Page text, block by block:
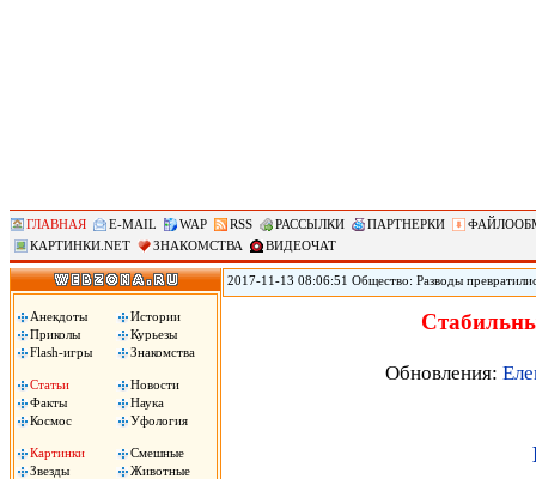
ГЛАВНАЯ E-MAIL WAP RSS РАССЫЛКИ ПАРТНЕРКИ
КАРТИНКИ.NET
ЗНАКОМСТВА ВИДЕОЧАТ
Анекдоты
Истории
Приколы
Курьезы
Flash-игры
Знакомства
Статьи
Новости
Факты
Наука
Космос
Уфология
Картинки
Смешные
Звезды
Животные
2017-11-13 08:06:51 Общество: Разводы
мировое лидерство по такому показателю, как
необходимо определиться с вектором его развития.
Обновления: